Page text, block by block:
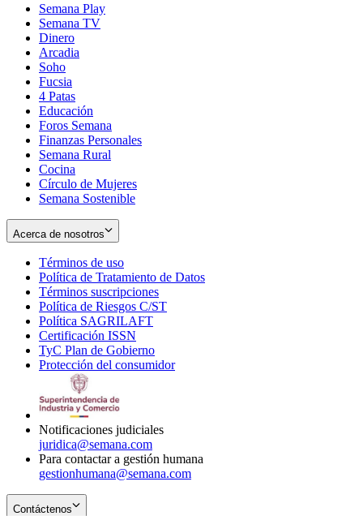
Semana Play
Semana TV
Dinero
Arcadia
Soho
in
new
window
Fucsia
in
new
window
4 Patas
Educación
Foros Semana
Finanzas Personales
Semana Rural
Cocina
Círculo de Mujeres
Semana Sostenible
Acerca de nosotros
Términos de uso
in
new
window
Política de Tratamiento de Datos
Términos suscripciones
in
Política de Riesgos C/ST
Política SAGRILAFT
new
window
Certificación ISSN
in
new
TyC Plan de Gobierno
in
Protección del consumidorOpens
Notificaciones judiciales
juridica@semana.com
Para contactar a gestión humana
gestionhumana@semana.com
Contáctenos